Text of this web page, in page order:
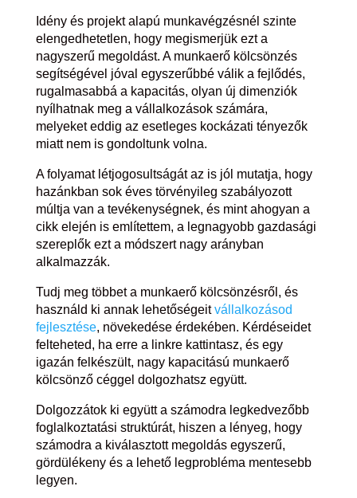
Idény és projekt alapú munkavégzésnél szinte
elengedhetetlen, hogy megismerjük ezt a
nagyszerű megoldást. A munkaerő kölcsönzés
segítségével jóval egyszerűbbé válik a fejlődés,
rugalmasabbá a kapacitás, olyan új dimenziók
nyílhatnak meg a vállalkozások számára,
melyeket eddig az esetleges kockázati tényezők
miatt nem is gondoltunk volna.
A folyamat létjogosultságát az is jól mutatja, hogy
hazánkban sok éves törvényileg szabályozott
múltja van a tevékenységnek, és mint ahogyan a
cikk elején is említettem, a legnagyobb gazdasági
szereplők ezt a módszert nagy arányban
alkalmazzák.
Tudj meg többet a munkaerő kölcsönzésről, és
használd ki annak lehetőségeitvállalkozásod
fejlesztése, növekedése érdekében. Kérdéseidet
felteheted, ha erre a linkre kattintasz, és egy
igazán felkészült, nagy kapacitású munkaerő
kölcsönző céggel dolgozhatsz együtt.
Dolgozzátok ki együtt a számodra legkedvezőbb
foglalkoztatási struktúrát, hiszen a lényeg, hogy
számodra a kiválasztott megoldás egyszerű,
gördülékeny és a lehető legprobléma mentesebb
legyen.